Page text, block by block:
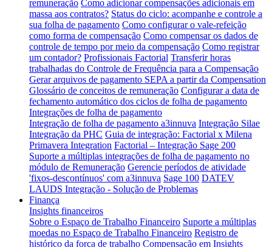
remuneração Como adicionar compensações adicionais em
massa aos contratos? Status do ciclo: acompanhe e controle a
sua folha de pagamento Como configurar o vale-refeição
como forma de compensação Como compensar os dados de
controle de tempo por meio da compensação Como registrar
um contador? Profissionais Factorial Transferir horas
trabalhadas do Controle de Frequência para a Compensação
Gerar arquivos de pagamento SEPA a partir da Compensation
Glossário de conceitos de remuneração Configurar a data de
fechamento automático dos ciclos de folha de pagamento
Integrações de folha de pagamento
Integração de folha de pagamento a3innuva Integração Silae
Integração da PHC Guia de integração: Factorial x Milena
Primavera Integration Factorial – Integração Sage 200
Suporte a múltiplas integrações de folha de pagamento no
módulo de Remuneração Gerencie períodos de atividade
'fixos-descontínuos' com a3innuva Sage 100 DATEV
LAUDS Integração - Solução de Problemas
Finança
Insights financeiros
Sobre o Espaço de Trabalho Financeiro Suporte a múltiplas
moedas no Espaço de Trabalho Financeiro Registro de
histórico da força de trabalho Compensação em Insights